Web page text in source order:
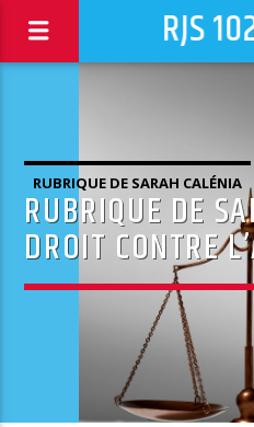
RJS
RUBRIQUE DE SARAH CALÉNIA
RUBRIQUE DE
DROIT CONTRE